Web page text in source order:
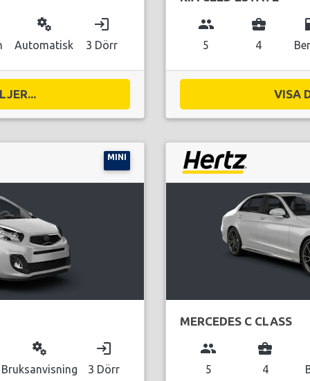
miscellaneous_services
Automatisk
login
3 Dörr
group
5
business_center
4
VISA
MINI
miscellaneous_services
Bruksanvisning
login
3 Dörr
MERCEDES C CLASS
group
5
business_center
4